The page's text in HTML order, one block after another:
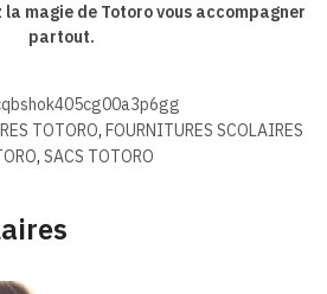
magie de Totoro vous accompagner
partout.
TOTORO, FOURNITURES SCOLAIRES
, SACS TOTORO